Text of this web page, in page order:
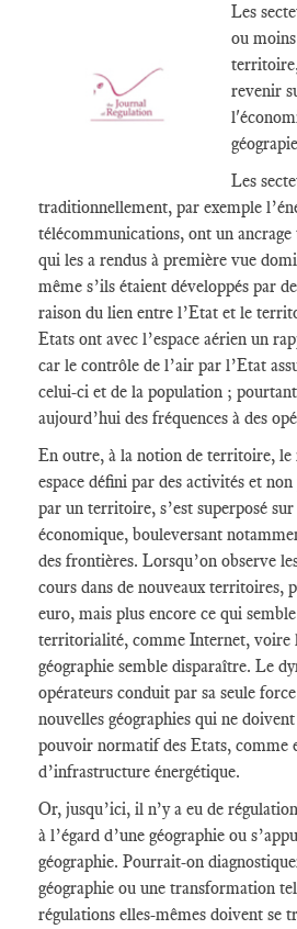
Les
ou
revenir
Les
traditionnellement, par exemple
télécommunications, ont un
qui les a rendus à première vue
même s’ils étaient développés par
raison du lien entre l’Etat et le
Etats ont avec l’espace aérien un
car le contrôle de l’air par l’Etat
celui-ci et de la population ;
aujourd’hui des fréquences à des
En outre, à la notion de territoire, le
espace défini par des activités et
par un territoire, s’est superposé
économique, bouleversant
des frontières. Lorsqu’on observe
cours dans de nouveaux territoires,
euro, mais plus encore ce qui semble
territorialité, comme Internet, voire
géographie semble disparaître. Le
opérateurs conduit par sa seule
nouvelles géographies qui ne
pouvoir normatif des Etats, comme
d’infrastructure énergétique.
Or, jusqu’ici, il n’y a eu de
à l’égard d’une géographie ou
géographie. Pourrait-on
géographie ou une transformation
régulations elles-mêmes doivent se